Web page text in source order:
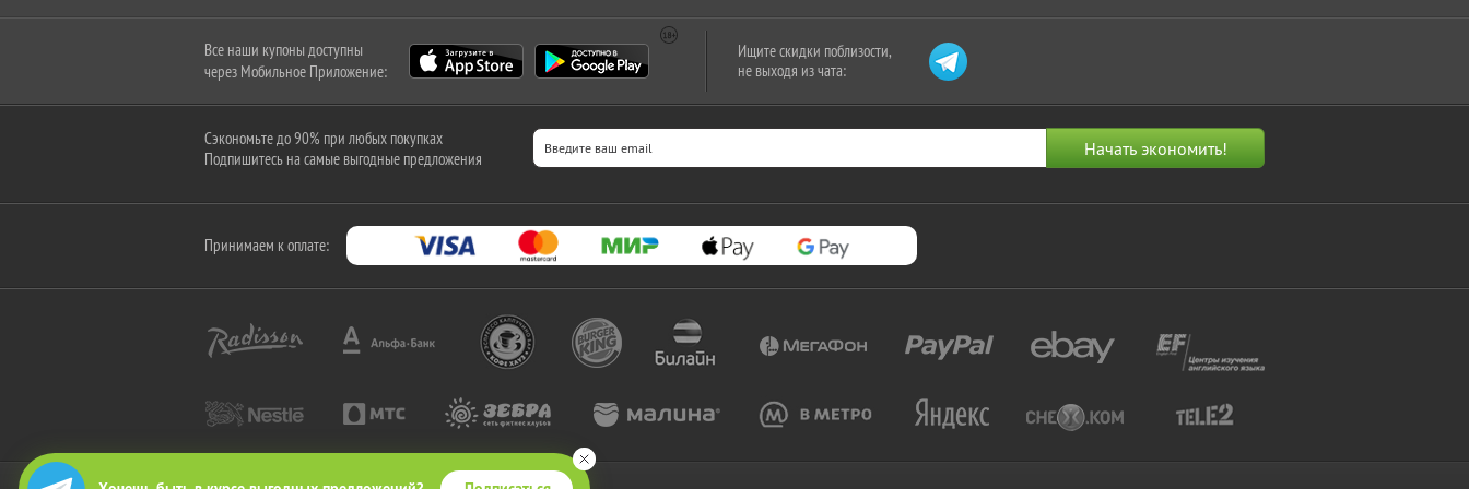
Все наши купоны доступны
через Мобильное Приложение:
Ищите скидки поблизости,
не выходя из чата:
Сэкономьте до 90% при любых покупках
Подпишитесь на самые выгодные предложения
Принимаем к оплате: